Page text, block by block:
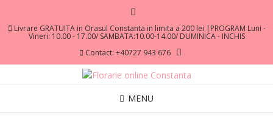
Livrare GRATUITA in Orasul Constanta in limita a 200 lei |PROGRAM Luni -
Vineri: 10.00 - 17.00/ SAMBATA:10.00-14.00/ DUMINICA - INCHIS
Contact: +40727 943 676
MENU